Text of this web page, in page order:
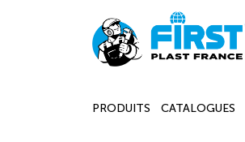
PRODUITS CATALOGUES